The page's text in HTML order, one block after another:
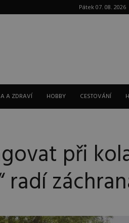
Pátek 07. 08. 2026
A ZDRAVÍ HOBBY CESTOVÁNÍ
při